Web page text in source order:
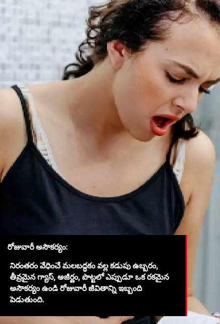
రోజువారీ అసౌకర్యం:
నిరంతరం వేధించే మలబద్ధకం వల్ల కడుపు ఉబ్బరం,
తీవ్రమైన గ్యాస్, అజీర్ణం, పొట్టలో ఎప్పుడూ ఒక రకమైన
అసౌకర్యం ఉండి రోజువారీ జీవితాన్ని ఇబ్బంది
పెడుతుంది.